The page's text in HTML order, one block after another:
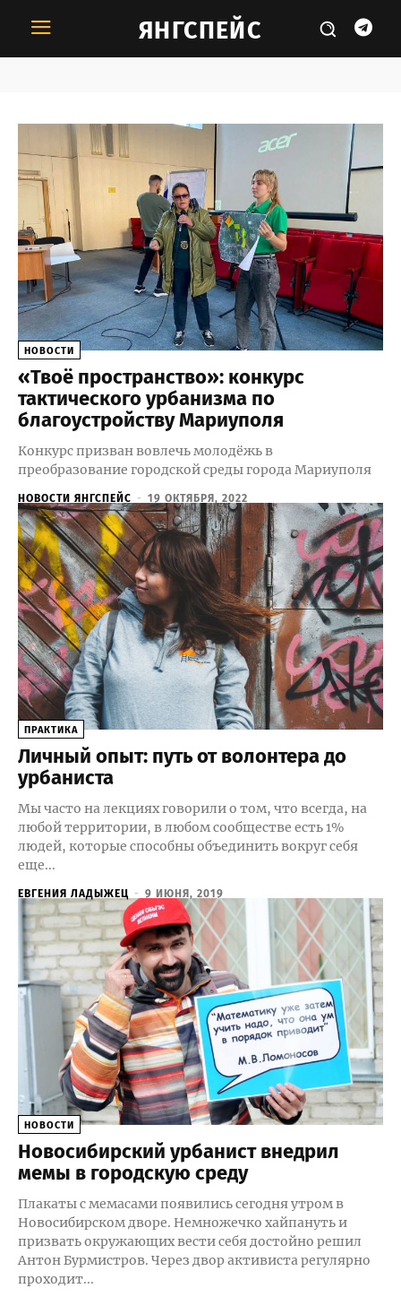
ЯНГСПЕЙС
Тема: урбанизм
НОВОСТИ
«Твоё пространство»: конкурс
тактического урбанизма по
благоустройству Мариуполя
Конкурс призван вовлечь молодёжь в
преобразование городской среды города Мариуполя
НОВОСТИ ЯНГСПЕЙС - 19 ОКТЯБРЯ, 2022
ПРАКТИКА
Личный опыт: путь от волонтера до
урбаниста
Мы часто на лекциях говорили о том, что всегда, на
любой территории, в любом сообществе есть 1%
людей, которые способны объединить вокруг себя
еще...
ЕВГЕНИЯ ЛАДЫЖЕЦ - 9 ИЮНЯ, 2019
НОВОСТИ
Новосибирский урбанист внедрил
мемы в городскую среду
Плакаты с мемасами появились сегодня утром в
Новосибирском дворе. Немножечко хайпануть и
призвать окружающих вести себя достойно решил
Антон Бурмистров. Через двор активиста регулярно
проходит...